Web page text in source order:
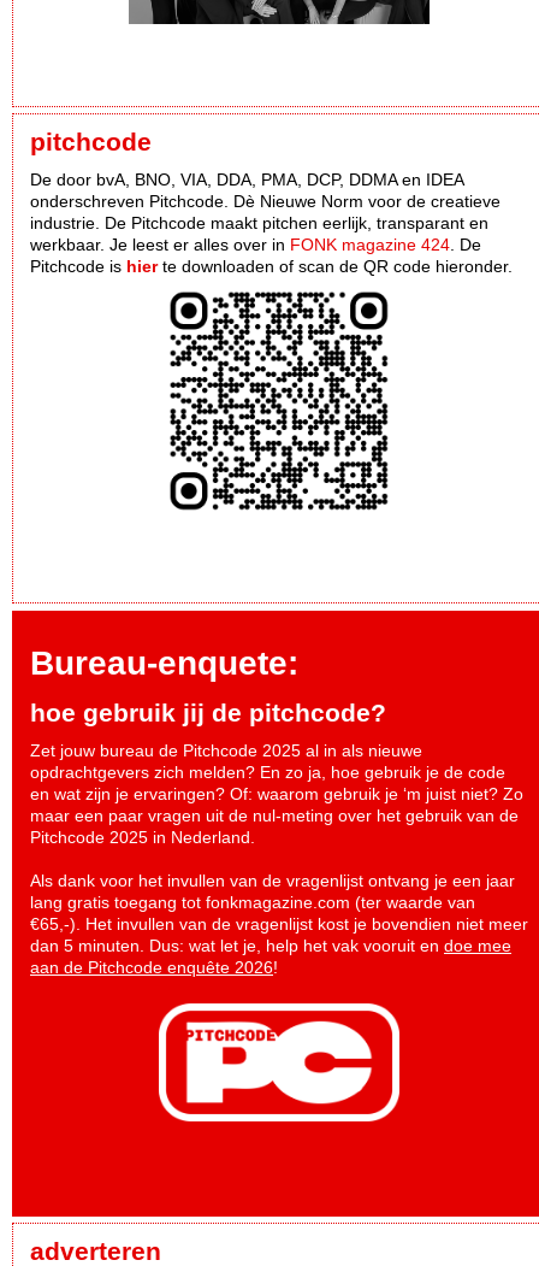
pitchcode
De door bvA, BNO, VIA, DDA, PMA, DCP, DDMA en IDEA
onderschreven Pitchcode. Dè Nieuwe Norm voor de creatieve
industrie. De Pitchcode maakt pitchen eerlijk, transparant en
werkbaar. Je leest er alles over in FONK magazine 424 . De
Pitchcode is hierte downloaden of scan de QR code hieronder.
Bureau-enquete:
hoe gebruik jij de pitchcode?
Zet jouw bureau de Pitchcode 2025 al in als nieuwe
opdrachtgevers zich melden? En zo ja, hoe gebruik je de code
en wat zijn je ervaringen? Of: waarom gebruik je ‘m juist niet? Zo
maar een paar vragen uit de nul-meting over het gebruik van de
Pitchcode 2025 in Nederland.
Als dank voor het invullen van de vragenlijst ontvang je een jaar
lang gratis toegang tot fonkmagazine.com (ter waarde van
€65,-). Het invullen van de vragenlijst kost je bovendien niet meer
dan 5 minuten. Dus: wat let je, help het vak vooruit en doe mee
aan de Pitchcode enquête 2026!
adverteren